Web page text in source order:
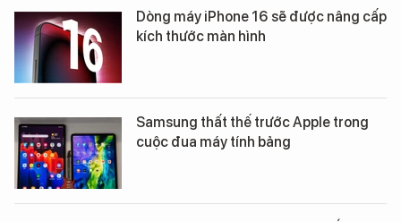
Dòng máy iPhone 16 sẽ được nâng cấp
kích thước màn hình
Samsung thất thế trước Apple trong
cuộc đua máy tính bảng